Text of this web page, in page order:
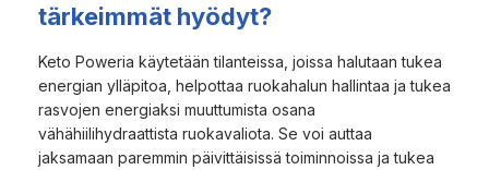
tärkeimmät hyödyt?
Keto Poweria käytetään tilanteissa, joissa halutaan tukea
energian ylläpitoa, helpottaa ruokahalun hallintaa ja tukea
rasvojen energiaksi muuttumista osana
vähähiilihydraattista ruokavaliota. Se voi auttaa
jaksamaan paremmin päivittäisissä toiminnoissa ja tukea